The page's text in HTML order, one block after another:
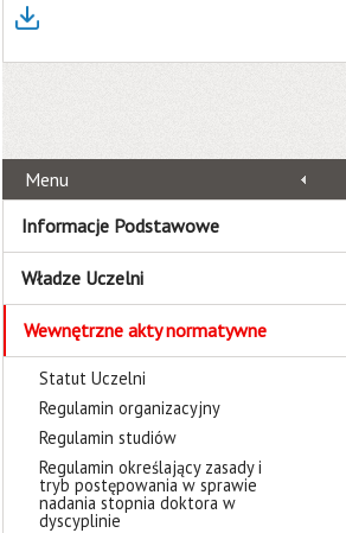
Menu
Informacje Podstawowe
Władze Uczelni
Wewnętrzne akty normatywne
Statut Uczelni
Regulamin organizacyjny
Regulamin studiów
Regulamin określający zasady i
tryb postępowania w sprawie
nadania stopnia doktora w
dyscyplinie